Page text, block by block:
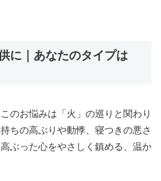
に｜あなたのタイプは
のお悩みは「火」の巡りと関わり
ちの高ぶりや動悸、寝つきの悪さ
ぶった心をやさしく鎮める、温か